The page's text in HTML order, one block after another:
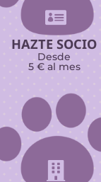

HAZTE SOCIO
Desde
5 € al mes
